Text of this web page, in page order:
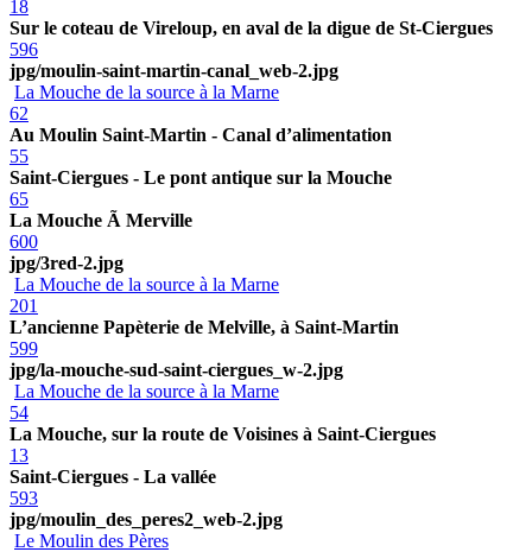
18
Sur le coteau de Vireloup, en aval de la digue de St-Ciergues
596
jpg/moulin-saint-martin-canal_web-2.jpg
La Mouche de la source à la Marne
62
Au Moulin Saint-Martin - Canal d’alimentation
55
Saint-Ciergues - Le pont antique sur la Mouche
65
La Mouche Ã Merville
600
jpg/3red-2.jpg
La Mouche de la source à la Marne
201
L’ancienne Papèterie de Melville, à Saint-Martin
599
jpg/la-mouche-sud-saint-ciergues_w-2.jpg
La Mouche de la source à la Marne
54
La Mouche, sur la route de Voisines à Saint-Ciergues
13
Saint-Ciergues - La vallée
593
jpg/moulin_des_peres2_web-2.jpg
Le Moulin des Pères